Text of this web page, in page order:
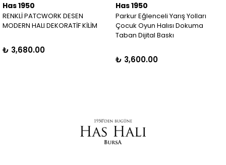
Has 1950
RENKLİ PATCWORK DESEN
MODERN HALI DEKORATİF KİLİM
₺ 3,680.00
Has 1950
Parkur Eğlenceli Yarış Yolları
Çocuk Oyun Halısı Dokuma
Taban Dijital Baskı
₺ 3,600.00